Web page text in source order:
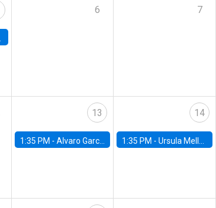
6 7
13
1:35 PM - Alvaro Garcia-Marin, Universidad de Los Andes
14
1:35 PM -Ursula Mello, Insper - Institute of Education and Research